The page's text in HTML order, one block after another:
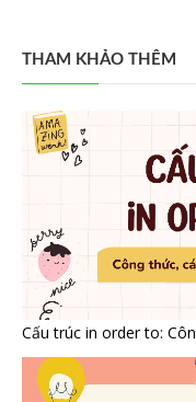
THAM KHẢO THÊM
Cấu trúc in order to: